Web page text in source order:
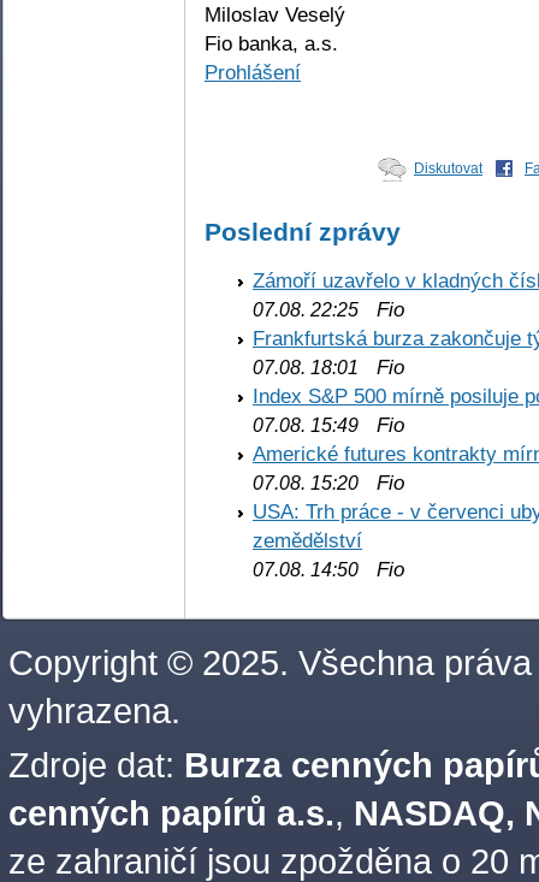
Miloslav Veselý
Fio banka, a.s.
Prohlášení
Diskutovat
Poslední zprávy
Zámoří uzavřelo v kladných
07.08. 22:25 Fio
Frankfurtská burza zakončuje
07.08. 18:01
Fio
Index S&P 500 mírně posiluje
07.08. 15:49 Fio
Americké futures kontrakty
07.08. 15:20 Fio
USA: Trh práce - v červenci
zemědělství
07.08. 14:50 Fio
Copyright © 2025. Všechna práva
vyhrazena.
Zdroje dat: Burza cenných
cenných papírů a.s., NASDAQ,
ze zahraničí jsou zpožděna o 20